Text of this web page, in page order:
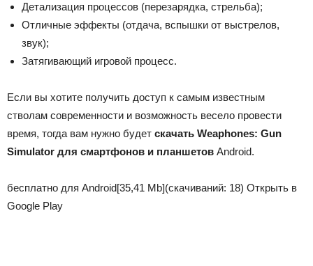
Детализация процессов (перезарядка, стрельба);
Отличные эффекты (отдача, вспышки от выстрелов,
звук);
Затягивающий игровой процесс.
Если вы хотите получить доступ к самым известным
стволам современности и возможность весело провести
время, тогда вам нужно будет скачать Weaphones: Gun
Simulator для смартфонов и планшетов Android.
бесплатно для Android[35,41 Mb](cкачиваний: 18) Открыть в
Google Play